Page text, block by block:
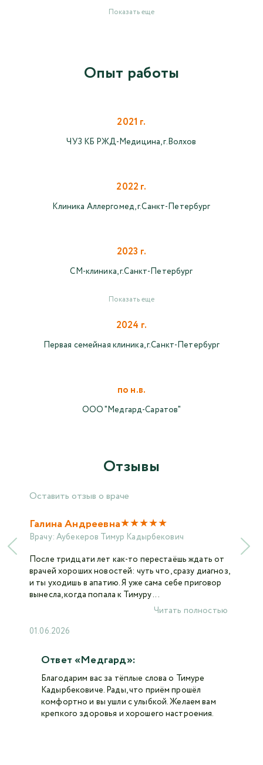
Показать еще
Опыт работы
2021 г.
ЧУЗ КБ РЖД-Медицина, г.Волхов
2022 г.
Клиника Аллергомед, г.Санкт-Петербург
2023 г.
СМ-клиника, г.Санкт-Петербург
Показать еще
2024 г.
Первая семейная клиника, г.Санкт-Петербург
по н.в.
ООО "Медгард-Саратов"
Отзывы
Оставить отзыв о враче
Галина Андреевна★★★★★
Врачу: Аубекеров Тимур Кадырбекович
После тридцати лет как-то перестаёшь ждать от
врачей хороших новостей: чуть что, сразу диагноз,
и ты уходишь в апатию. Я уже сама себе приговор
вынесла, когда попала к Тимуру ...
01.06.2026
Читать полностью
Ответ «Медгард»:
Благодарим вас за тёплые слова о Тимуре
Кадырбековиче. Рады, что приём прошёл
комфортно и вы ушли с улыбкой. Желаем вам
крепкого здоровья и хорошего настроения.